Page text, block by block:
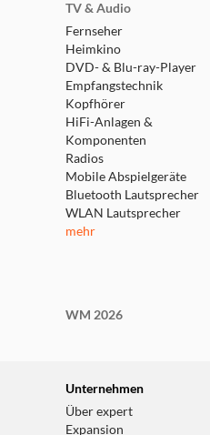
TV & Audio
Fernseher
Heimkino
DVD- & Blu-ray-Player
Empfangstechnik
Kopfhörer
HiFi-Anlagen &
Komponenten
Radios
Mobile Abspielgeräte
Bluetooth Lautsprecher
WLAN Lautsprecher
mehr
WM 2026
Unternehmen
Über expert
Expansion